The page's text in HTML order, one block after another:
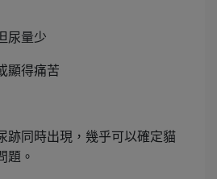
尿量少
顯得痛苦
跡同時出現，幾乎可以確定貓
題。